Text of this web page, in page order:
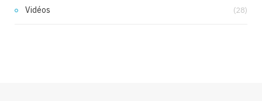
Vidéos (28)